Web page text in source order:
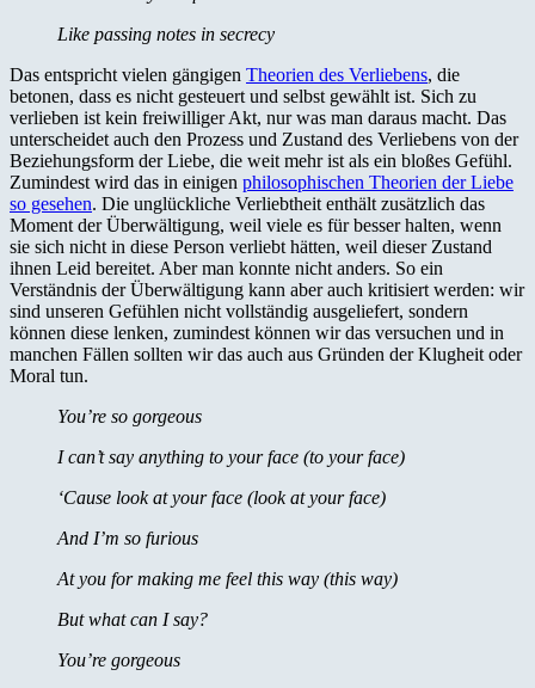
Like passing notes in secrecy
Das entspricht vielen gängigen Theorien des Verliebens, die
betonen, dass es nicht gesteuert und selbst gewählt ist. Sich zu
verlieben ist kein freiwilliger Akt, nur was man daraus macht. Das
unterscheidet auch den Prozess und Zustand des Verliebens von der
Beziehungsform der Liebe, die weit mehr ist als ein bloßes Gefühl.
Zumindest wird das in einigen philosophischen Theorien der Liebe
so gesehen. Die unglückliche Verliebtheit enthält zusätzlich das
Moment der Überwältigung, weil viele es für besser halten, wenn
sie sich nicht in diese Person verliebt hätten, weil dieser Zustand
ihnen Leid bereitet. Aber man konnte nicht anders. So ein
Verständnis der Überwältigung kann aber auch kritisiert werden: wir
sind unseren Gefühlen nicht vollständig ausgeliefert, sondern
können diese lenken, zumindest können wir das versuchen und in
manchen Fällen sollten wir das auch aus Gründen der Klugheit oder
Moral tun.
You’re so gorgeous
I can’t say anything to your face (to your face)
‘Cause look at your face (look at your face)
And I’m so furious
At you for making me feel this way (this way)
But what can I say?
You’re gorgeous